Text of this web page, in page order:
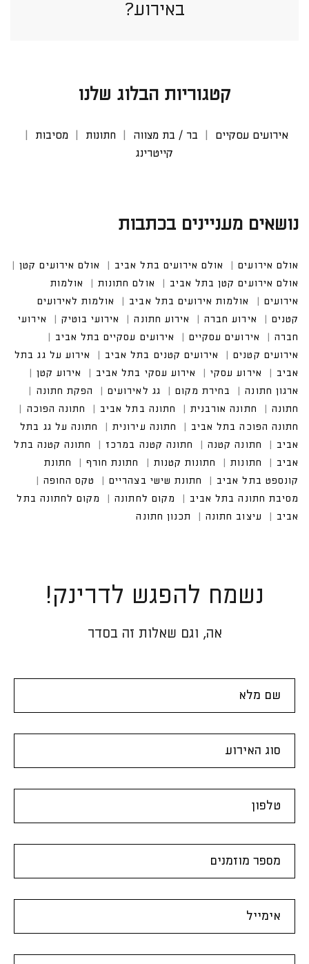
באירוע?
קטגוריות הבלוג שלנו
אירועים עסקיים בר / בת מצווה חתונות
מסיבות
קייטרינג
נושאים מעניינים בכתבות
אולם אירועים אולם אירועים בתל אביב
אולם אירועים קטן
אולם אירועים קטן בתל אביב
אולם חתונות
אולמות אירו
עים
אולמות אירועים בתל אביב
אולמות לאירועים קטנים
אירוע חברה
אירוע חתונה
אירועי בוטיק
אירועים עסקיים
אירועים עסקיים בתל אביב
אירועים קטנים בתל אביב
אירוע על גג בתל אביב
אירוע עסקי בתל אביב
נשמח להפגש לדרינק!
אה, וגם שאלות זה בסדר